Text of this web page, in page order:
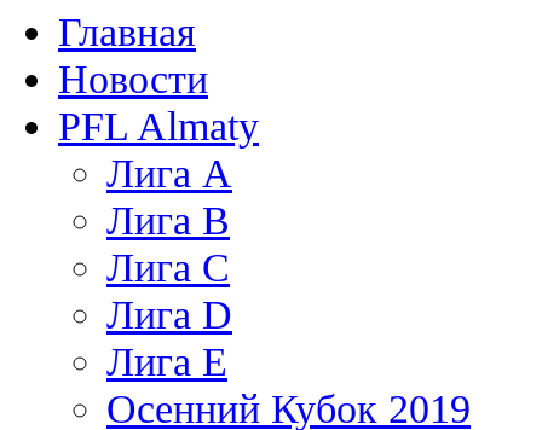
Главная
Новости
PFL Almaty
Лига A
Лига В
Лига С
Лига D
Лига Е
Осенний Кубок 2019